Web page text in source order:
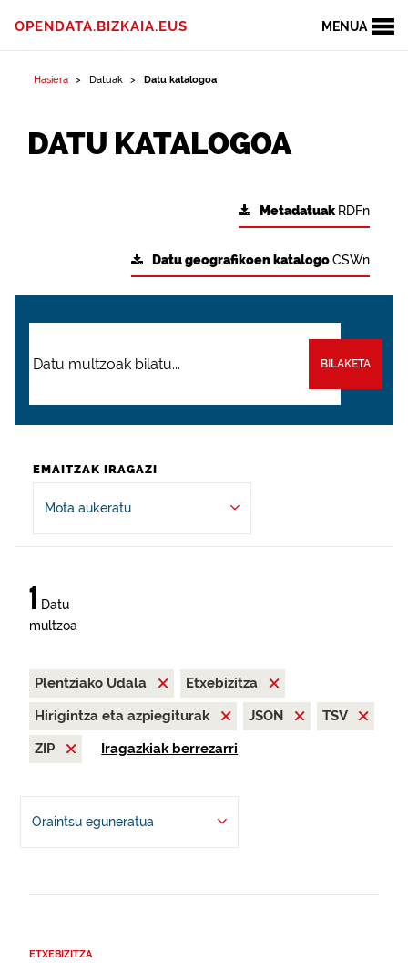
MENUA
OPENDATA.BIZKAIA.EUS
Hasiera Datuak Datu katalogoa
DATU KATALOGOA
Metadatuak RDFn
Datu geografikoen katalogoCSWn
BILAKETA
EMAITZAK IRAGAZI
Mota aukeratu
1 Datu
multzoa
Plentziako Udala
Etxebizitza
Hirigintza eta azpiegiturak
JSON
TSV
ZIP
Iragazkiak berrezarri
Oraintsu eguneratua
ETXEBIZITZA